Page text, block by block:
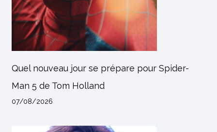
Quel nouveau jour se prépare pour Spider-
Man 5 de Tom Holland
07/08/2026